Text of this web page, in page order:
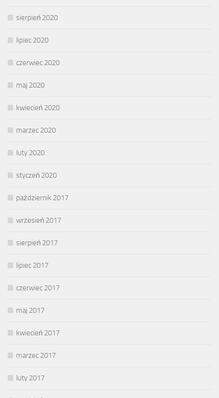
sierpień 2020
lipiec 2020
czerwiec 2020
maj 2020
kwiecień 2020
marzec 2020
luty 2020
styczeń 2020
październik 2017
wrzesień 2017
sierpień 2017
lipiec 2017
czerwiec 2017
maj 2017
kwiecień 2017
marzec 2017
luty 2017